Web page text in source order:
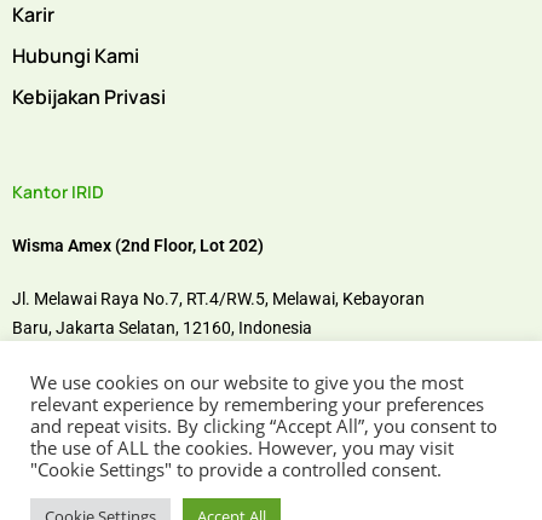
Karir
Hubungi Kami
Kebijakan Privasi
Kantor IRID
Wisma Amex (2nd Floor, Lot 202)
Jl. Melawai Raya No.7, RT.4/RW.5, Melawai, Kebayoran
Baru,Jakarta Selatan, 12160, Indonesia
Temui kami di
We use cookies on our website to give you the most
relevant experience by remembering your preferences
and repeat visits. By clicking “Accept All”, you consent to
the use of ALL the cookies. However, you may visit
"Cookie Settings" to provide a controlled consent.